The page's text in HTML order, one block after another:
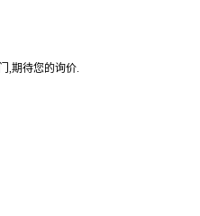
,期待您的询价.